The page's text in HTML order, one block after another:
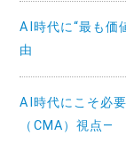
AI時代に“最も価
由
AI時代にこそ必
（CMA）視点—